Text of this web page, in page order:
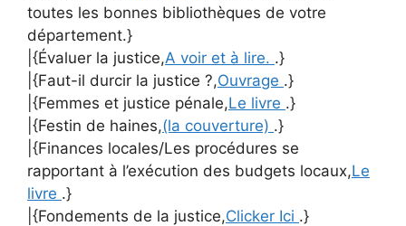
toutes les bonnes bibliothèques de votre
département.}
|{Évaluer la justice,A voir et à lire. .}
|{Faut-il durcir la justice ?,Ouvrage .}
|{Femmes et justice pénale,Le livre .}
|{Festin de haines,(la couverture) .}
|{Finances locales/Les procédures se
rapportant à l’exécution des budgets locaux,Le
livre .}
|{Fondements de la justice,Clicker Ici .}